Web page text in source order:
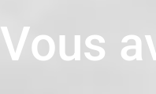
Vous